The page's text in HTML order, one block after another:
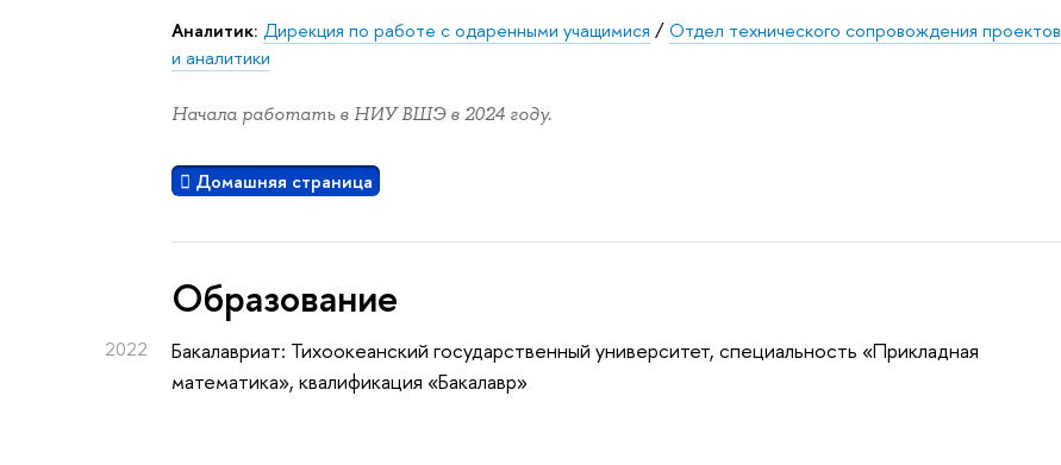
Аналитик: Дирекция по работе с одаренными учащимися /Отдел технического сопровождения проектов
и аналитики
Начала работать в НИУ ВШЭ в 2024 году.
Домашняя страница
Oбразование
2022
Бакалавриат: Тихоокеанский государственный университет, специальность «Прикладная
математика», квалификация «Бакалавр»